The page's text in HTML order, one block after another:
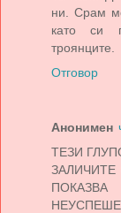
ни. Срам
като си
троянците.
Отговор
Анонимен
ТЕЗИ